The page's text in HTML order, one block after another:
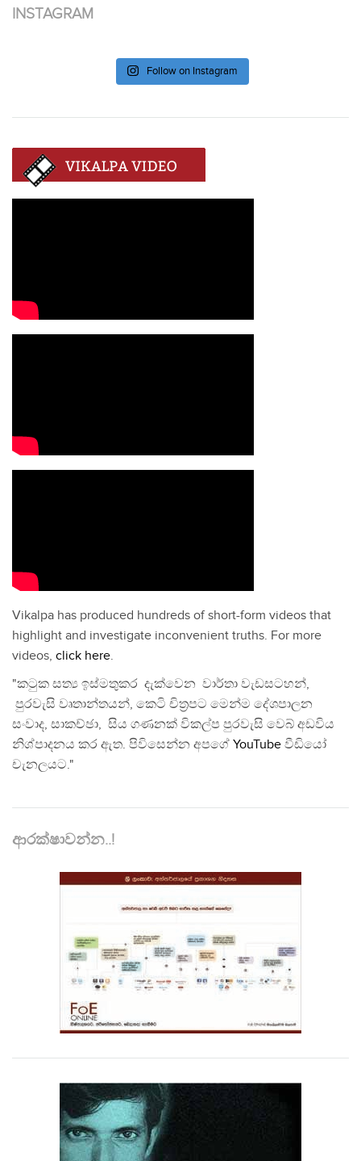
INSTAGRAM
Follow on Instagram
Vikalpa has produced hundreds of short-form videos that
highlight and investigate inconvenient truths. For more
videos, click here.
"කටුක සත්‍ය ඉස්මතුකර දැක්වෙන වාර්තා වැඩසටහන්,
පුරවැසි වෘතාන්තයන්, කෙටි චිත්‍රපට මෙන්ම දේශපාලන
සංවාද, සාකච්ඡා, සිය ගණනක් විකල්ප පුරවැසි වෙබ් අඩවිය
නිශ්පාදනය කර ඇත. පිවිසෙන්න අපගේ YouTube වීඩියෝ
චැනලයට."
ආරක්ෂාවන්න..!